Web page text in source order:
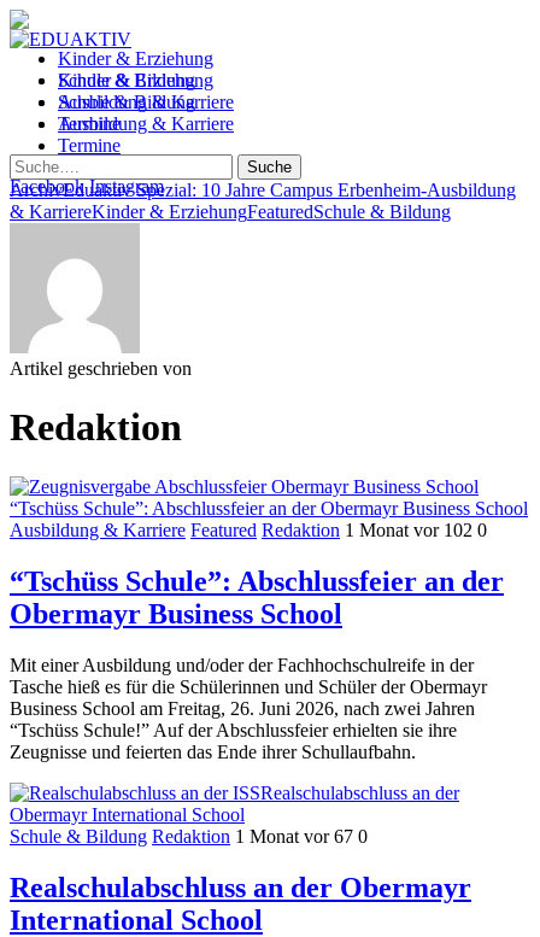
Kinder & Erziehung
Schule & Bildung
Ausbildung & Karriere
Termine
Facebook Instagram
Kinder & Erziehung
Schule & Bildung
Ausbildung & Karriere
Termine
Suche
ArchivEduaktiv Spezial: 10 Jahre Campus Erbenheim-Ausbildung
& KarriereKinder & ErziehungFeaturedSchule & Bildung
Artikel geschrieben von
Redaktion
“Tschüss Schule”: Abschlussfeier an der Obermayr Business School
Ausbildung & Karriere Featured Redaktion 1 Monat vor 102 0
“Tschüss Schule”: Abschlussfeier an der
Obermayr Business School
Mit einer Ausbildung und/oder der Fachhochschulreife in der
Tasche hieß es für die Schülerinnen und Schüler der Obermayr
Business School am Freitag, 26. Juni 2026, nach zwei Jahren
“Tschüss Schule!” Auf der Abschlussfeier erhielten sie ihre
Zeugnisse und feierten das Ende ihrer Schullaufbahn.
Realschulabschluss an der
Obermayr International School
Schule & Bildung Redaktion 1 Monat vor 67 0
Realschulabschluss an der Obermayr
International School